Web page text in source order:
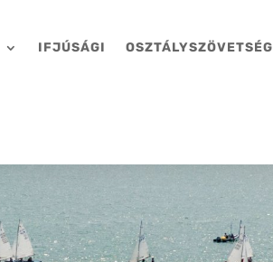
IFJÚSÁGI OSZTÁLYSZÖVETSÉG